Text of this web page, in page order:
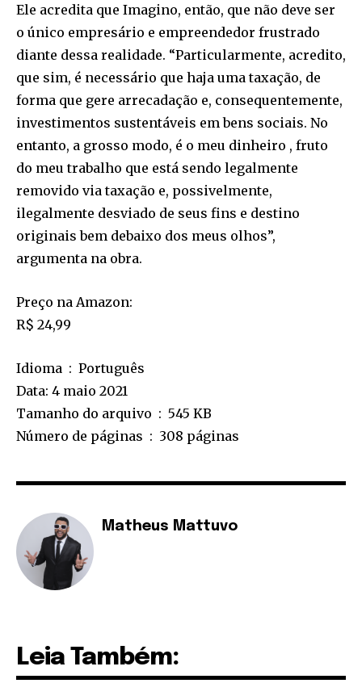
Ele acredita que Imagino, então, que não deve ser
o único empresário e empreendedor frustrado
diante dessa realidade. “Particularmente, acredito,
que sim, é necessário que haja uma taxação, de
forma que gere arrecadação e, consequentemente,
investimentos sustentáveis em bens sociais. No
entanto, a grosso modo, é o meu dinheiro , fruto
do meu trabalho que está sendo legalmente
removido via taxação e, possivelmente,
ilegalmente desviado de seus fins e destino
originais bem debaixo dos meus olhos”,
argumenta na obra.
Preço na Amazon:
R$ 24,99
Idioma ‏ : ‎ Português
Data: 4 maio 2021
Tamanho do arquivo ‏ : ‎ 545 KB
Número de páginas ‏ : ‎ 308 páginas
Matheus Mattuvo
Leia Também: